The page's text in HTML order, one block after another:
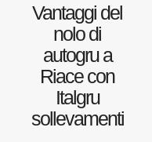
Vantaggi del
nolo di
autogru a
Riace con
Italgru
sollevamenti